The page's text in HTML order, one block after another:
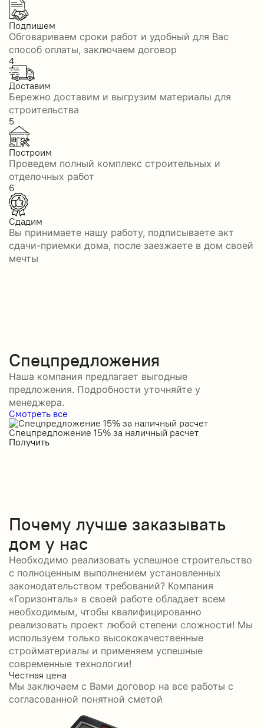
Подпишем
Обговариваем сроки работ и удобный для Вас
способ оплаты, заключаем договор
4
Доставим
Бережно доставим и выгрузим материалы для
строительства
5
Построим
Проведем полный комплекс строительных и
отделочных работ
6
Сдадим
Вы принимаете нашу работу, подписываете акт
сдачи-приемки дома, после заезжаете в дом своей
мечты
Спецпредложения
Наша компания предлагает выгодные
предложения. Подробности уточняйте у
менеджера.
Смотреть все
Спецпредложение 15% за наличный расчет
Получить
Почему лучше заказывать
дом у нас
Необходимо реализовать успешное строительство
с полноценным выполнением установленных
законодательством требований? Компания
«Горизонталь» в своей работе обладает всем
необходимым, чтобы квалифицированно
реализовать проект любой степени сложности! Мы
используем только высококачественные
стройматериалы и применяем успешные
современные технологии!
Честная цена
Мы заключаем с Вами договор на все работы с
согласованной понятной сметой